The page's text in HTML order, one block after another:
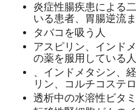
炎症性腸疾患による
いる患者、胃腸逆流
タバコを吸う人
アスピリン、インド
の薬を服用している人
、インドメタシン、
リン、コルチコステ
透析中の水溶性ビタ